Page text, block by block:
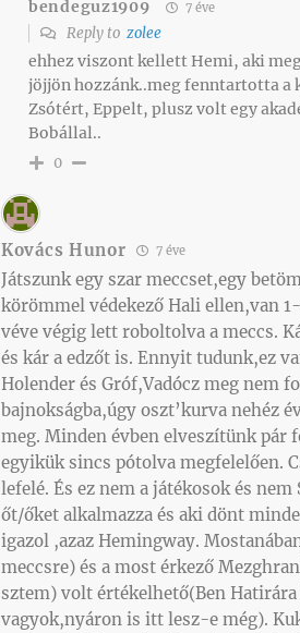
bendeguz1909 7 éve
Reply to zolee
ehhez viszont kellett Hemi, aki
jöjjön hozzánk..meg fenntartotta a
Zsótért, Eppelt, plusz volt egy
Bobállal..
0
Kovács Hunor 7 éve
Játszunk egy szar meccset,egy
körömmel védekező Hali ellen,van
véve végig lett roboltolva a meccs.
és kár a edzőt is. Ennyit tudunk,ez
Holender és Gróf,Vadócz meg nem
bajnokságba,úgy oszt’kurva nehéz
meg. Minden évben elveszítünk pár
egyikük sincs pótolva megfelelően.
lefelé. És ez nem a játékosok és
őt/őket alkalmazza és aki dönt
igazol ,azaz Hemingway.
meccsre) és a most érkező
sztem) volt értékelhető(Ben
vagyok,nyáron is itt lesz-e még).